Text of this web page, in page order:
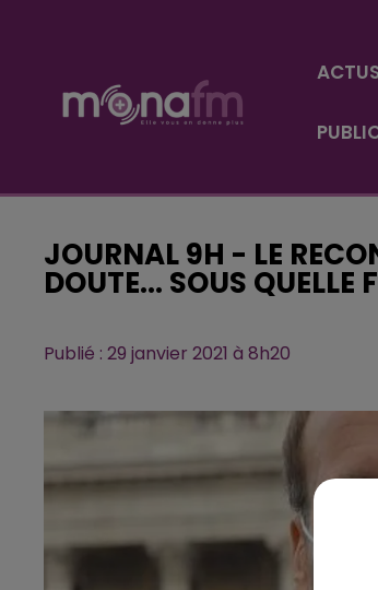
JOURNAL 9H - LE
DOUTE... SOUS QUELLE
Publié : 29 janvier 2021 à 8h20